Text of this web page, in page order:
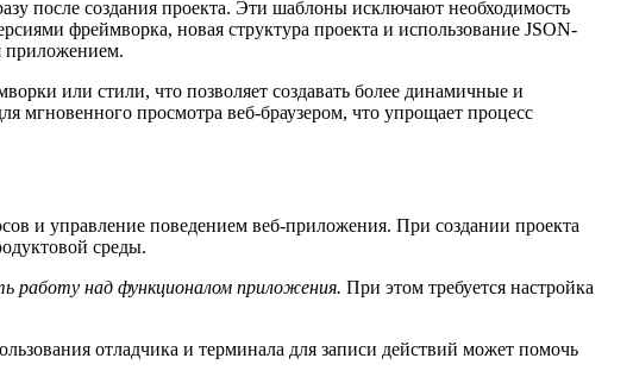
после создания проекта. Эти шаблоны исключают необходимость
фреймворка, новая структура проекта и использование JSON-
приложением.
или стили, что позволяет создавать более динамичные и
мгновенного просмотра веб-браузером, что упрощает процесс
и управление поведением веб-приложения. При создании проекта
среды.
работу над функционалом приложения. При этом требуется настройка
отладчика и терминала для записи действий может помочь